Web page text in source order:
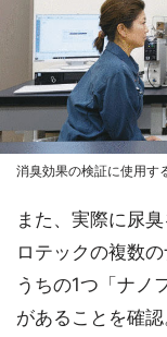
消臭効果の検証に使用す
また、実際に尿
ロテックの複数
うちの1つ「ナノ
があることを確